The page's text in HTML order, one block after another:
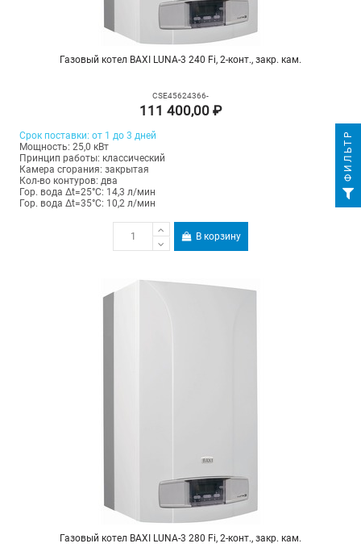
Газовый котел BAXI LUNA-3 240 Fi, 2-конт., закр. кам.
CSE45624366-
111 400,00 ₽
Срок поставки: от 1 до 3 дней
Мощность: 25,0 кВт
Принцип работы: классический
Камера сгорания: закрытая
Кол-во контуров: два
Гор. вода Δt=25°C: 14,3 л/мин
Гор. вода Δt=35°C: 10,2 л/мин
В корзину
Газовый котел BAXI LUNA-3 280 Fi, 2-конт., закр. кам.
ФИЛЬТР